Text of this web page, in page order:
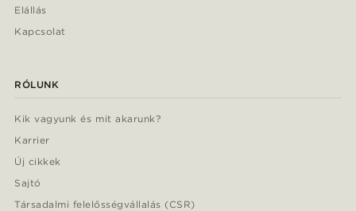
Elállás
Kapcsolat
RÓLUNK
Kik vagyunk és mit akarunk?
Karrier
Új cikkek
Sajtó
Társadalmi felelősségvállalás (CSR)